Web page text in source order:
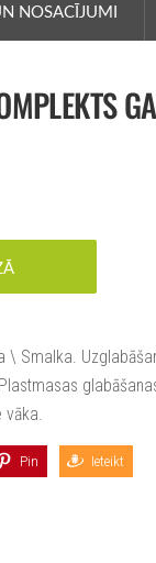
NOSACĪJUMI
\ Smalka.
vāka.
Pin Ieteikt